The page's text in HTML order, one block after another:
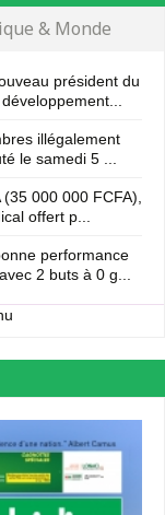
& Monde
président du
illégalement
le samedi 5 ...
000 000 FCFA),
offert p...
performance
2 buts à 0 g...